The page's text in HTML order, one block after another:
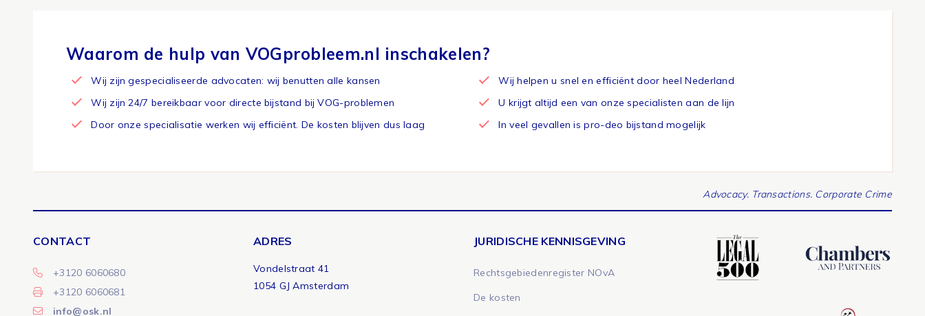
Waarom de hulp van VOGprobleem.nl inschakelen?
Wij zijn gespecialiseerde advocaten: wij benutten alle kansen
Wij zijn 24/7 bereikbaar voor directe bijstand bij VOG-problemen
Door onze specialisatie werken wij efficiënt. De kosten blijven dus laag
Wij helpen u snel en efficiënt door heel Nederland
U krijgt altijd een van onze specialisten aan de lijn
In veel gevallen is pro-deo bijstand mogelijk
Advocacy. Transactions. Corporate Crime
CONTACT
+3120 6060680
+3120 6060681
info@osk.nl
ADRES
Vondelstraat 41
1054 GJ Amsterdam
JURIDISCHE KENNISGEVING
Rechtsgebiedenregister NOvA
De kosten